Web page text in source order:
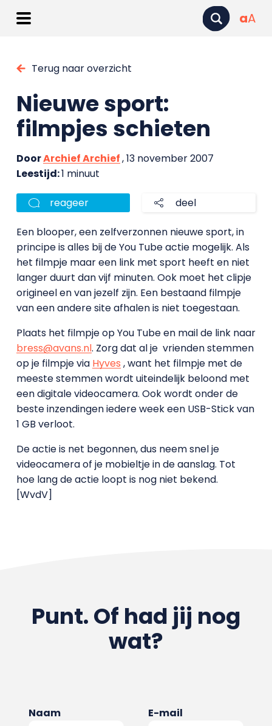
aA
Terug naar overzicht
Nieuwe sport:
filmpjes schieten
DoorArchief Archief, 13 november 2007
Leestijd:1 minuut
reageer deel
Een blooper, een zelfverzonnen nieuwe sport, in
principe is alles bij de You Tube actie mogelijk. Als
het filmpje maar een link met sport heeft en niet
langer duurt dan vijf minuten. Ook moet het clipje
origineel en van jezelf zijn. Een bestaand filmpje
van een andere site afhalen is niet toegestaan.
Plaats het filmpje op You Tube en mail de link naar
bress@avans.nl. Zorg dat al je vrienden stemmen
op je filmpje via Hyves , want het filmpje met de
meeste stemmen wordt uiteindelijk beloond met
een digitale videocamera. Ook wordt onder de
beste inzendingen iedere week een USB-Stick van
1 GB verloot.
De actie is net begonnen, dus neem snel je
videocamera of je mobieltje in de aanslag. Tot
hoe lang de actie loopt is nog niet bekend.
[WvdV]
Punt. Of had jij nog
wat?
Naam E-mail